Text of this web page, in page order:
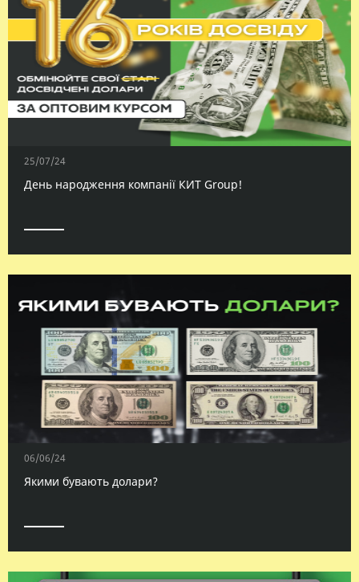
25/07/24
День народження компанії КИТ Group!
06/06/24
Якими бувають долари?